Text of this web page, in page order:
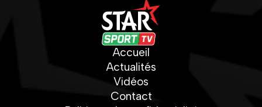
Accueil
Actualités
Vidéos
Contact